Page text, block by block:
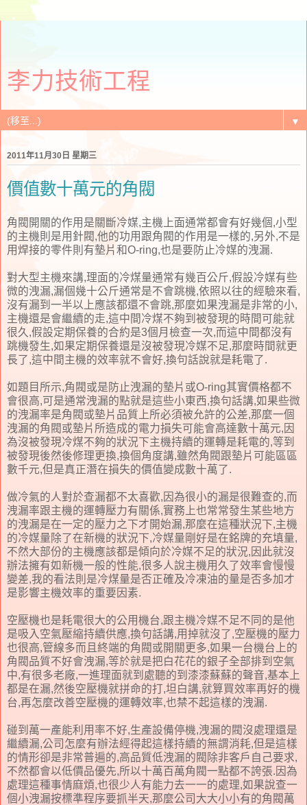
李力技術工程
▼
2011年11月30日 星期三
價值數十萬元的角閥
角閥開關的作用是關斷冷媒,主機上面通常都會有好幾個,小型
的主機則是用針閥,他的功用跟角閥的作用是一樣的,另外,不是
用焊接的零件則有墊片和O-ring,也是要防止冷媒的洩漏.
對大型主機來講,理面的冷煤量通常有幾百公斤,假設冷媒有些
微的洩漏,漏個幾十公斤通常是不會跳機,依照以往的經驗來看,
沒有漏到一半以上應該都還不會跳,那麼如果洩漏是非常的小,
主機還是會繼續的走,這中間冷煤不夠到被發現的時間可能就
很久,假設定期保養的合約是3個月檢查一次,而這中間都沒有
跳機發生,如果定期保養還是沒被發現冷媒不足,那麼時間就更
長了,這中間主機的效率就不會好,換句話說就是耗電了.
如題目所示,角閥或是防止洩漏的墊片或O-ring其實價格都不
會很高,可是通常洩漏的點就是這些小東西,換句話講,如果些微
的洩漏率是角閥或墊片品質上所必須被允許的公差,那麼一個
洩漏的角閥或墊片所造成的電力損失可能會高達數十萬元,因
為沒被發現冷煤不夠的狀況下主機持續的運轉是耗電的,等到
被發現後然後修理更換,換個角度講,雖然角閥跟墊片可能區區
數千元,但是真正潛在損失的價值變成數十萬了.
做冷氣的人對於查漏都不太喜歡,因為很小的漏是很難查的,而
洩漏率跟主機的運轉壓力有關係,實務上也常常發生某些地方
的洩漏是在一定的壓力之下才開始漏,那麼在這種狀況下,主機
的冷媒量除了在新機的狀況下,冷媒量剛好是在銘牌的充填量,
不然大部份的主機應該都是傾向於冷媒不足的狀況,因此就沒
辦法擁有如新機一般的性能,很多人說主機用久了效率會慢慢
變差,我的看法則是冷煤量是否正確及冷凍油的量是否多加才
是影響主機效率的重要因素.
空壓機也是耗電很大的公用機台,跟主機冷媒不足不同的是他
是吸入空氣壓縮持續供應,換句話講,用掉就沒了,空壓機的壓力
也很高,管線多而且終端的角閥或開關更多,如果一台機台上的
角閥品質不好會洩漏,等於就是把白花花的銀子全部排到空氣
中,有很多老廠,一進理面就到處聽的到漆漆蘇蘇的聲音,基本上
都是在漏,然後空壓機就拼命的打,坦白講,就算買效率再好的機
台,再怎麼改善空壓機的運轉效率,也禁不起這樣的洩漏.
碰到萬一產能利用率不好,生產設備停機,洩漏的閥沒處理還是
繼續漏,公司怎麼有辦法經得起這樣持續的無謂消耗,但是這樣
的情形卻是非常普遍的,高品質低洩漏的閥除非客戶自己要求,
不然都會以低價品優先,所以十萬百萬角閥一點都不誇張.因為
處理這種事情麻煩,也很少人有能力去一一的處理,如果說查一
個小洩漏按標準程序要抓半天,那麼公司大大小小有的角閥萬